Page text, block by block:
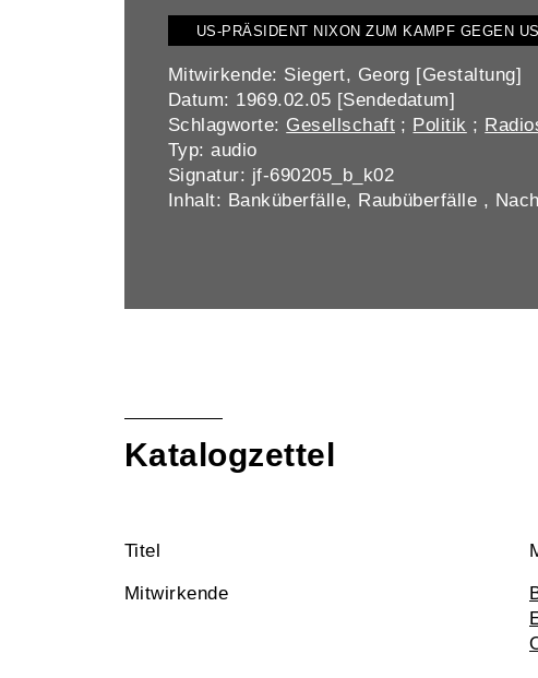
US-PRÄSIDENT NIXON ZUM KAMPF GEGEN
Mitwirkende: Siegert, Georg [Gestaltung]
Datum: 1969.02.05 [Sendedatum]
Schlagworte: Gesellschaft ; Politik ;
Typ: audio
Signatur: jf-690205_b_k02
Inhalt: Banküberfälle, Raubüberfälle ,
Katalogzettel
Titel
Mitwirkende